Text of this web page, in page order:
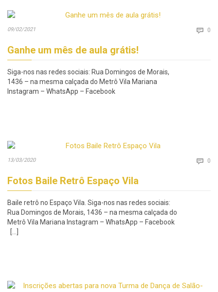
09/02/2021  0
Ganhe um mês de aula grátis!
Siga-nos nas redes sociais: Rua Domingos de Morais,
1436 – na mesma calçada do Metrô Vila Mariana
Instagram – WhatsApp – Facebook
13/03/2020  0
Fotos Baile Retrô Espaço Vila
Baile retrô no Espaço Vila. Siga-nos nas redes sociais:
Rua Domingos de Morais, 1436 – na mesma calçada do
Metrô Vila Mariana Instagram – WhatsApp – Facebook
[…]